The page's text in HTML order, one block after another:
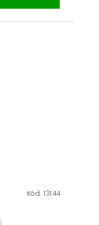
Kód: 13144